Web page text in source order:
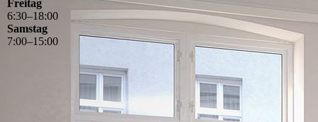
Freitag
6:30–18:00
Samstag
7:00–15:00